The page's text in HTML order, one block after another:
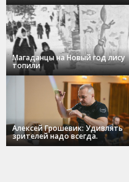
Магаданцы на Новый год лису
топили
Алексей Грошевик: Удивлять
зрителей надо всегда.